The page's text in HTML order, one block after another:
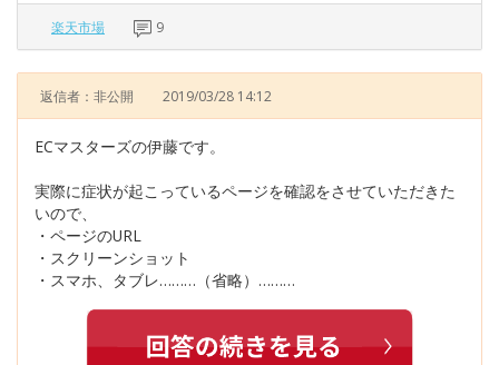
楽天市場 9
返信者：非公開 2019/03/28 14:12
ECマスターズの伊藤です。
実際に症状が起こっているページを確認をさせていただきた
いので、
・ページのURL
・スクリーンショット
・スマホ、タブレ………（省略）………